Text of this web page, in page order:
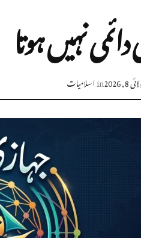
نہیں ہوتا
2026
inاسلامیات